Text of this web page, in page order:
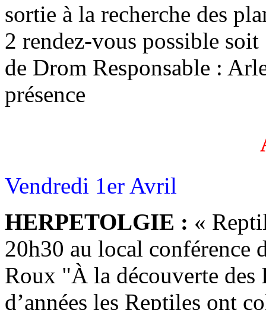
sortie à la recherche des
2 rendez-vous possible
de Drom Responsable :
présence
Vendredi 1er Avril
HERPETOLGIE : «
20h30 au local
Roux "À la découverte
d’années les Reptiles ont